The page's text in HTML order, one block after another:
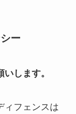
ー
します。
ィフェンスは